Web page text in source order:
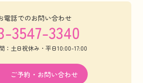
電話でのお問い合わせ
3547-3340
：土日祝休み・平日10:00-17:00
ご予約・お問い合わせ